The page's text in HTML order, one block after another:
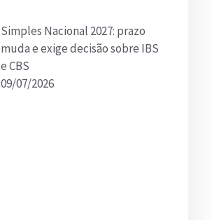
Simples Nacional 2027: prazo
muda e exige decisão sobre IBS
e CBS
09/07/2026